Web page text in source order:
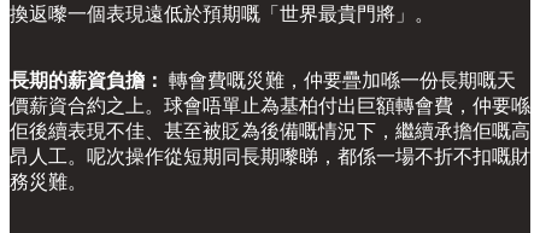
換返嚟一個表現遠低於預期嘅「世界最貴門將」。
長期的薪資負擔： 轉會費嘅災難，仲要疊加喺一份長期嘅天
價薪資合約之上。球會唔單止為基柏付出巨額轉會費，仲要喺
佢後續表現不佳、甚至被貶為後備嘅情況下，繼續承擔佢嘅高
昂人工。呢次操作從短期同長期嚟睇，都係一場不折不扣嘅財
務災難。